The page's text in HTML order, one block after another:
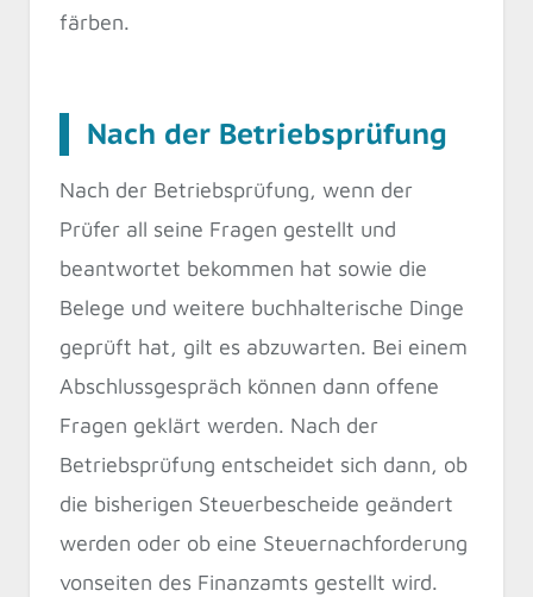
färben.
Nach der Betriebsprüfung
Nach der Betriebsprüfung, wenn der
Prüfer all seine Fragen gestellt und
beantwortet bekommen hat sowie die
Belege und weitere buchhalterische Dinge
geprüft hat, gilt es abzuwarten. Bei einem
Abschlussgespräch können dann offene
Fragen geklärt werden. Nach der
Betriebsprüfung entscheidet sich dann, ob
die bisherigen Steuerbescheide geändert
werden oder ob eine Steuernachforderung
vonseiten des Finanzamts gestellt wird.